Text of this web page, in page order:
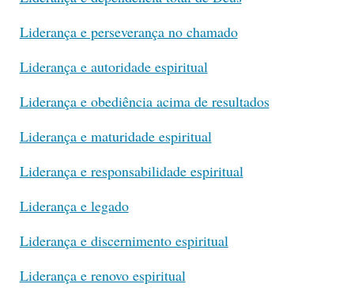
Liderança e perseverança no chamado
Liderança e autoridade espiritual
Liderança e obediência acima de resultados
Liderança e maturidade espiritual
Liderança e responsabilidade espiritual
Liderança e legado
Liderança e discernimento espiritual
Liderança e renovo espiritual